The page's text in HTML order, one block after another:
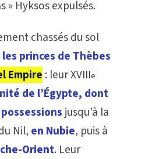
» Hyksos expulsés.
chassés du sol
les princes de Thèbes
Empire : leur XVIIIe
de l’Égypte, dont
s jusqu’à la
Nil, en Nubie, puis à
Orient. Leur